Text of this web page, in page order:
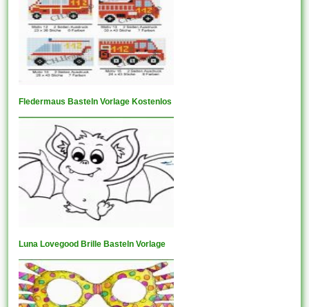
Fledermaus Basteln Vorlage Kostenlos
Luna Lovegood Brille Basteln Vorlage